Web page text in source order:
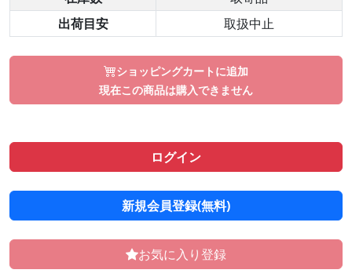
出荷目安
取扱中止
ショッピングカートに追加
現在この商品は購入できません
ログイン
新規会員登録(無料)
お気に入り登録